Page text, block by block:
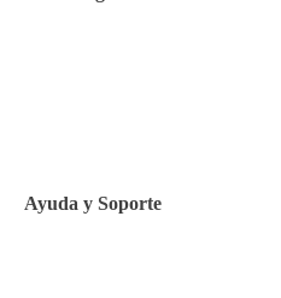
Ayuda y Soporte